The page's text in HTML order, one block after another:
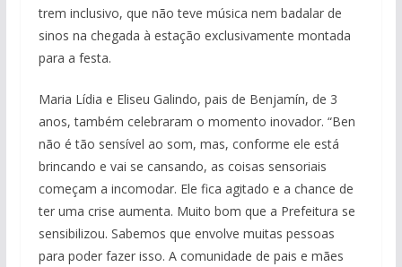
trem inclusivo, que não teve música nem badalar de
sinos na chegada à estação exclusivamente montada
para a festa.
Maria Lídia e Eliseu Galindo, pais de Benjamín, de 3
anos, também celebraram o momento inovador. “Ben
não é tão sensível ao som, mas, conforme ele está
brincando e vai se cansando, as coisas sensoriais
começam a incomodar. Ele fica agitado e a chance de
ter uma crise aumenta. Muito bom que a Prefeitura se
sensibilizou. Sabemos que envolve muitas pessoas
para poder fazer isso. A comunidade de pais e mães